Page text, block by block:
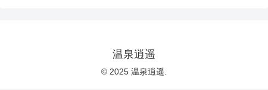
温泉逍遥
© 2025 温泉逍遥.